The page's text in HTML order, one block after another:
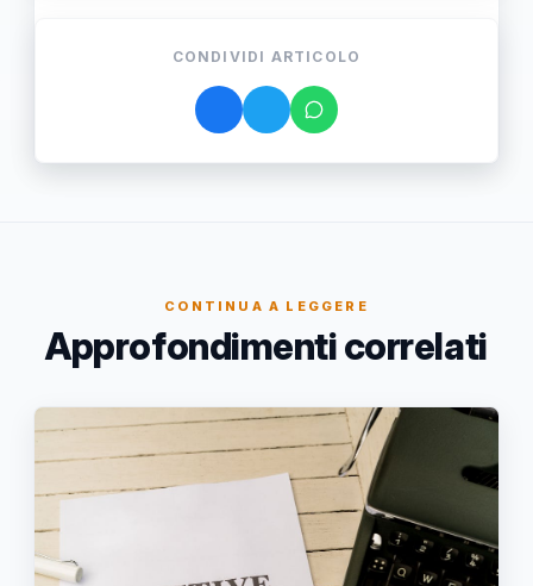
CONDIVIDI ARTICOLO
CONTINUA A LEGGERE
Approfondimenti correlati